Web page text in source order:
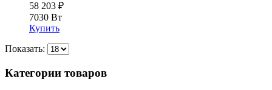
58 203 ₽
7030 Вт
Купить
Показать:
Категории товаров